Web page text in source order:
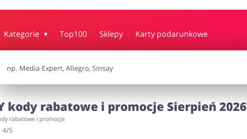
Kategorie Top100 Sklepy Karty podarunkowe
Usługi Zdrowie i uroda
kody rabatowe i promocje Sierpień 2026
rabatowe i promocje
4/5